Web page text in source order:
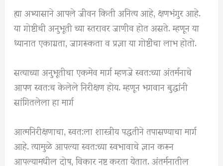
ह्या अभ्यासाने आपले जीवन किती अनित्य आहे, क्षणभंगुर आहे.
या गोष्टीची अनुभूती च्या स्तरावर जाणीव होत असते. म्हणून या
ध्यानात एकाग्रता, जागरूकता व प्रज्ञा या गोष्टींचा लाभ होतो.
सत्याच्या अनुभूतीचा एकमेव मार्ग म्हणजे स्वत:च्या अंतर्मनाचे
आपण स्वत:च केलेले निरीक्षण होय. म्हणून भगवान बुद्धांनी
सांगितलेला हा मार्ग
आत्मनिरीक्षणाचा, स्वत:ला शास्त्रीय पद्धतीने तपासण्याचा मार्ग
आहे. त्यामुळे आपल्या स्वत:च्या स्वभावाचे ज्ञान करून
आपल्यामधील दोष, विकार नष्ट करता येतात. अंतर्मनातील